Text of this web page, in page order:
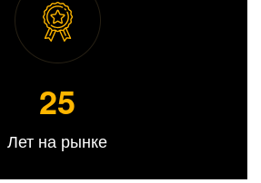
25
Лет на рынке